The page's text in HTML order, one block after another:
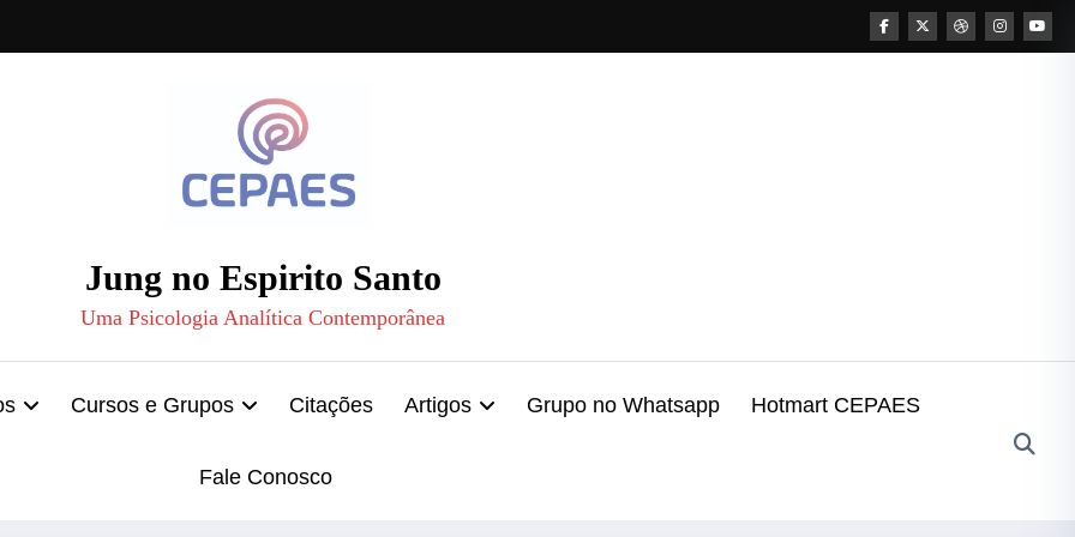
Jung no Espirito Santo
Uma Psicologia Analítica Contemporânea
Cursos e Grupos Citações Artigos Grupo no Whatsapp Hotmart CEPAES
Fale Conosco